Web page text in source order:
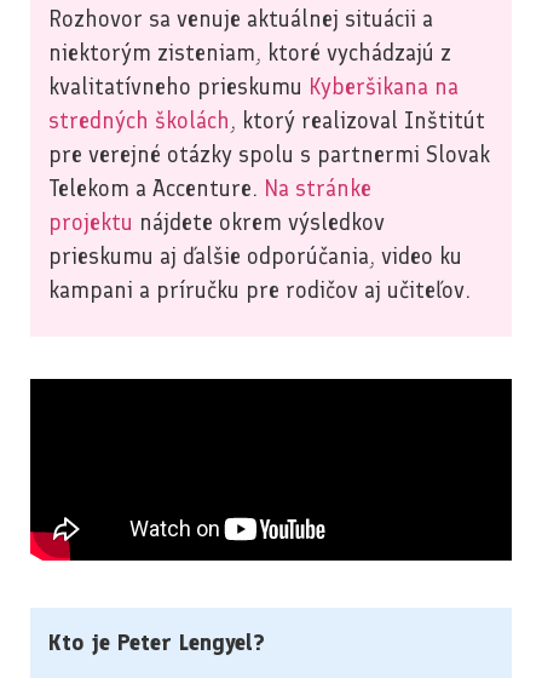
Rozhovor sa venuje aktuálnej situácii a
niektorým zisteniam, ktoré vychádzajú z
kvalitatívneho prieskumu Kyberšikana na
stredných školách, ktorý realizoval Inštitút
pre verejné otázky spolu s partnermi Slovak
Telekom a Accenture. Na stránke
projektu nájdete okrem výsledkov
prieskumu aj ďalšie odporúčania, video ku
kampani a príručku pre rodičov aj učiteľov.
Kto je Peter Lengyel?